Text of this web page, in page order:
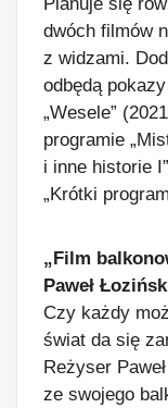
dwóch filmów
z widzami.
odbędą
„Wesele”
programie
i inne historie
„Krótki
„Film
Paweł
Czy każdy
świat da się
Reżyser
ze swojego